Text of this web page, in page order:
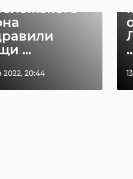
...
2022, 20:44